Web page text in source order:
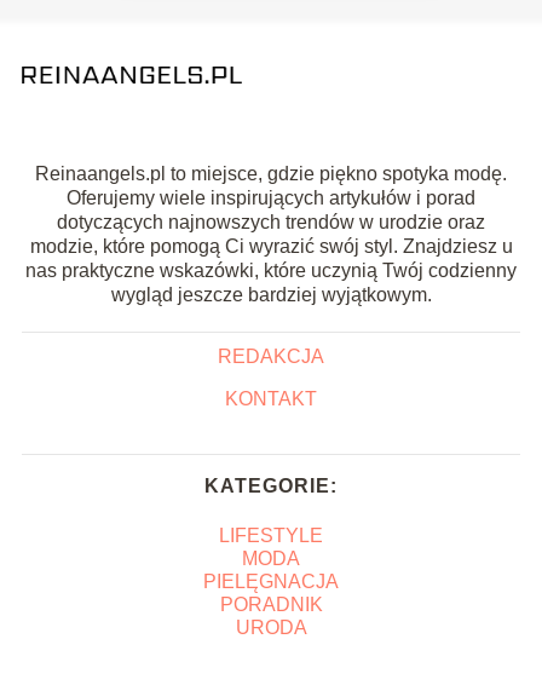
Reinaangels.pl to miejsce, gdzie piękno spotyka modę.
Oferujemy wiele inspirujących artykułów i porad
dotyczących najnowszych trendów w urodzie oraz
modzie, które pomogą Ci wyrazić swój styl. Znajdziesz u
nas praktyczne wskazówki, które uczynią Twój codzienny
wygląd jeszcze bardziej wyjątkowym.
REDAKCJA
KONTAKT
KATEGORIE:
LIFESTYLE
MODA
PIELĘGNACJA
PORADNIK
URODA